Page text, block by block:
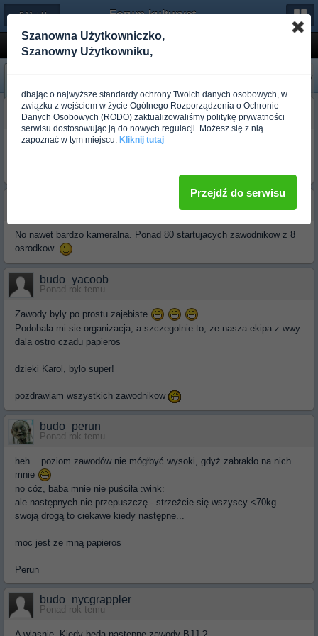
← BJJ, LUTA LIVRE, SAMBO Forum-kulturystyka.pl
Pierwszy turniej Bjj w Polsce!!!
Poprzedni
Następny
»
budo_zed
Ponad rok temu
Moim skromnym zdaniem tam po prostu inne style by sie nie
No nawet bardzo kameralna. Ponad 80 startujacych zawodnikow z 8
osrodkow.
budo_yacoob
Ponad rok temu
Zawody byly po prostu zajebiste
Podobala mi sie organizacja, a szczegolnie to, ze nasza ekipa z wwy
dala ostro czadu papieros
dzieki Karol, bylo super!
pozdrawiam wszystkich zawodnikow
budo_perun
Ponad rok temu
heh... poziom zawodów nie mógłbyć wysoki, gdyż zabrakło na nich
mnie
no cóż, baba mnie nie puściła :wink:
ale następnych nie przepuszczę - strzeżcie się wszyscy <70kg
swoją drogą to ciekawe kiedy następne...
moc jest ze mną papieros
Perun
budo_nycgrappler
Ponad rok temu
Szanowna Użytkowniczko,
Szanowny Użytkowniku,
dbając o najwyższe standardy ochrony Twoich danych osobowych, w
związku z wejściem w życie Ogólnego Rozporządzenia o Ochronie
Danych Osobowych (RODO) zaktualizowaliśmy politykę prywatności
serwisu dostosowując ją do nowych regulacji. Możesz się z nią
zapoznać w tym miejscu: Kliknij tutaj
Przejdź do serwisu